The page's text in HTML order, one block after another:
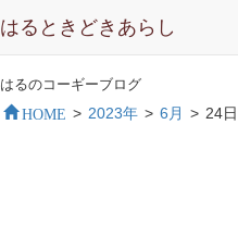
はるときどきあらし
はるのコーギーブログ
HOME > 2023年 > 6月 > 24日